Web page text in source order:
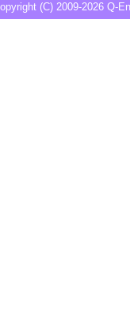
(C) 2009-2026 Q-